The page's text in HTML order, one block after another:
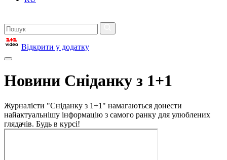
Відкрити у додатку
Новини Сніданку з 1+1
Журналісти "Сніданку з 1+1" намагаються донести
найактуальнішу інформацію з самого ранку для улюблених
глядачів. Будь в курсі!